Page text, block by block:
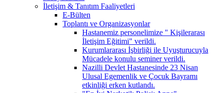
İletişim & Tanıtım Faaliyetleri
E-Bülten
Toplantı ve Organizasyonlar
Hastanemiz personelimize " Kişilerarası
İletişim Eğitimi" verildi.
Kurumlararası İşbirliği ile Uyuşturucuyla
Mücadele konulu seminer verildi.
Nazilli Devlet Hastanesinde 23 Nisan
Ulusal Egemenlik ve Çocuk Bayramı
etkinliği erken kutlandı.